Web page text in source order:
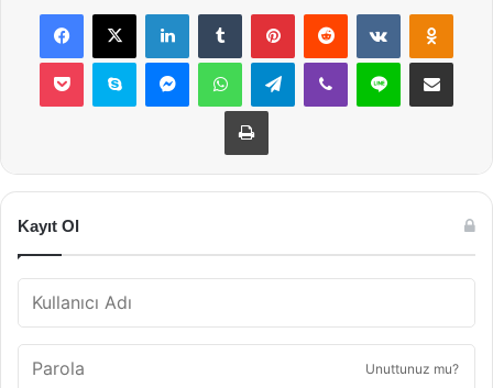
Facebook
X LinkedInTumblr PinterestReddit VKontakte
Pocket Skype MessengerWhatsAppTelegramViber Line E-Posta ile
Yazdır
Kayıt Ol
Unuttunuz mu?